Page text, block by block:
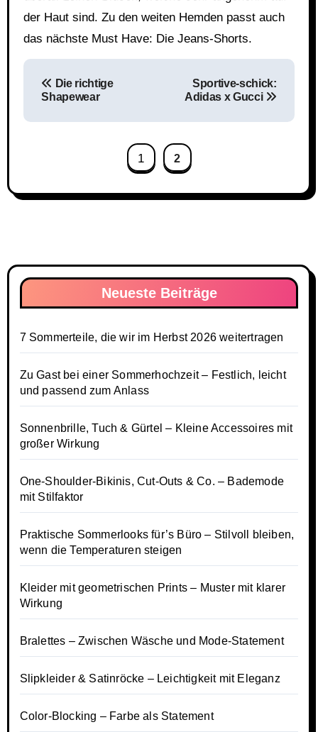
der Haut sind. Zu den weiten Hemden passt auch
das nächste Must Have: Die Jeans-Shorts.
Beitragsnavigation
Die richtige
Shapewear
Sportive-schick:
Adidas x Gucci
1 2
Neueste Beiträge
7 Sommerteile, die wir im Herbst 2026 weitertragen
Zu Gast bei einer Sommerhochzeit – Festlich, leicht
und passend zum Anlass
Sonnenbrille, Tuch & Gürtel – Kleine Accessoires mit
großer Wirkung
One-Shoulder-Bikinis, Cut-Outs & Co. – Bademode
mit Stilfaktor
Praktische Sommerlooks für’s Büro – Stilvoll bleiben,
wenn die Temperaturen steigen
Kleider mit geometrischen Prints – Muster mit klarer
Wirkung
Bralettes – Zwischen Wäsche und Mode-Statement
Slipkleider & Satinröcke – Leichtigkeit mit Eleganz
Color-Blocking – Farbe als Statement